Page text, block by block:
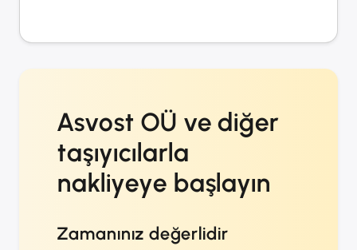
Asvost OÜ ve diğer
taşıyıcılarla
nakliyeye başlayın
Zamanınız değerlidir